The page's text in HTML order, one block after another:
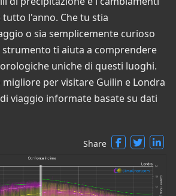
l'anno. Che tu stia
o sia semplicemente curioso
ti aiuta a comprendere
uniche di questi luoghi.
per visitare Guilin e Londra
viaggio informate basate su dati
Share